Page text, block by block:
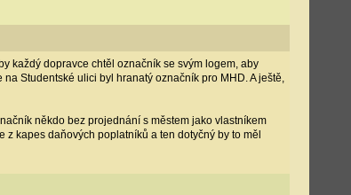
každý dopravce chtěl označník se svým logem, aby
Studentské ulici byl hranatý označník pro MHD. A ještě,
někdo bez projednání s městem jako vlastníkem
kapes daňových poplatníků a ten dotyčný by to měl